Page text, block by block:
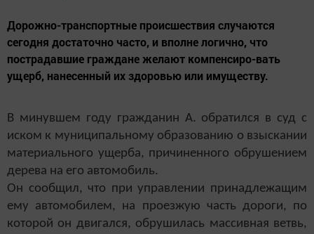
Дорожно-транспортные происшествия случаются
сегодня достаточно часто, и вполне логично, что
пострадавшие граждане желают компенсиро-вать
ущерб, нанесенный их здоровью или имуществу.
В минувшем году гражданин А. обратился в суд с
иском к муниципальному образованию о взыскании
материального ущерба, причиненного обрушением
дерева на его автомобиль.
Он сообщил, что при управлении принадлежащим
ему автомобилем, на проезжую часть дороги, по
которой он двигался, обрушилась массивная ветвь,